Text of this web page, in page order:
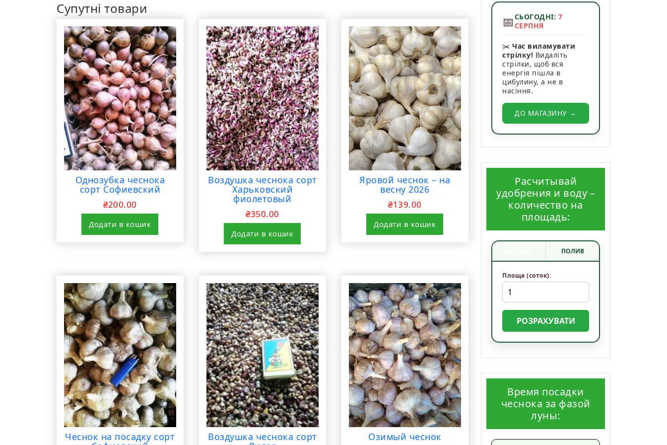
Супутні товари
Однозубка чеснока
сорт Софиевский
₴200.00
Додати в кошик
Воздушка чеснока сорт
Харьковский
фиолетовый
₴350.00
Додати в кошик
Яровой чеснок – на
весну 2026
₴139.00
Додати в кошик
Чеснок на посадку сорт Воздушка чеснока сорт Озимый чеснок
📅 СЬОГОДНІ: 7
СЕРПНЯ
✂️ Час виламувати
стрілку! Видаліть
стрілки, щоб вся
енергія пішла в
цибулину, а не в
насіння.
ДО МАГАЗИНУ →
Расчитывай
удобрения и воду –
количество на
площадь:
ПОЛИВ
Площа (соток):
РОЗРАХУВАТИ
Время посадки
чеснока за фазой
луны: